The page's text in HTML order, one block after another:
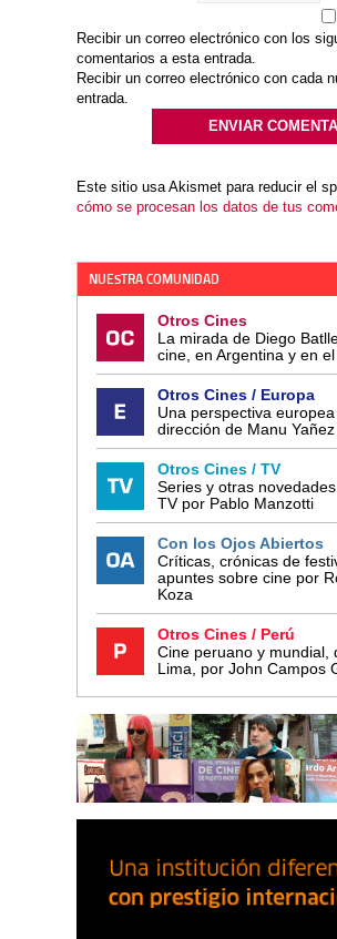
Recibir un correo electrónico con los
comentarios a esta entrada.
Recibir un correo electrónico con cada
entrada.
Este sitio usa Akismet para reducir el
cómo se procesan los datos de tus
NUESTRA COMUNIDAD
Otros Cines
La mirada de Diego
cine, en Argentina y en
Otros Cines / Europa
Una perspectiva
dirección de Manu Yañez
Otros Cines / TV
Series y otras
TV por Pablo Manzotti
Con los Ojos Abiertos
Críticas, crónicas de
apuntes sobre cine por
Koza
Otros Cines / Perú
Cine peruano y mundial,
Lima, por John Campos